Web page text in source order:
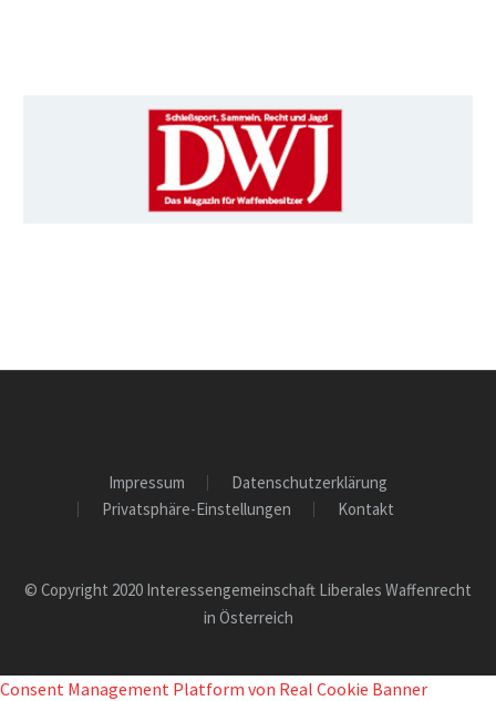
Impressum
Datenschutzerklärung
Privatsphäre-Einstellungen
Kontakt
© Copyright 2020 Interessengemeinschaft Liberales Waffenrecht
in Österreich
Consent Management Platform von Real Cookie Banner